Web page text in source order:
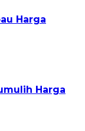
Harga
Harga